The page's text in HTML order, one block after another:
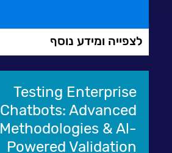
לצפייה ומידע נוסף
Testing Enterprise
Chatbots: Advanced
Methodologies & Al-
Powered Validation